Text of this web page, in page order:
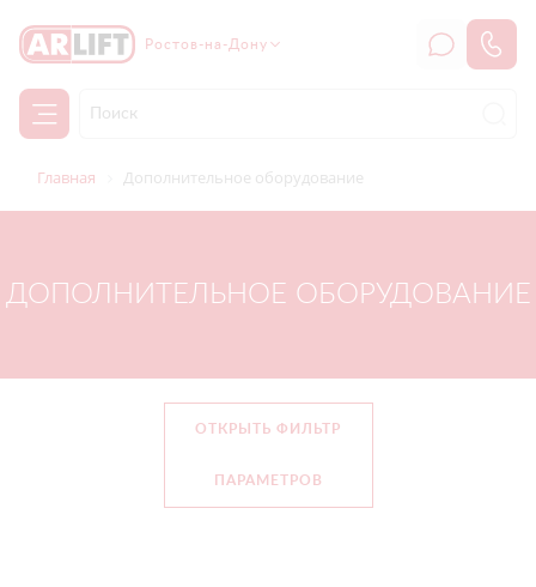
Ростов-на-Дону
Главная Дополнительное оборудование
ДОПОЛНИТЕЛЬНОЕ ОБОРУДОВАНИЕ
ОТКРЫТЬ ФИЛЬТР
ПАРАМЕТРОВ